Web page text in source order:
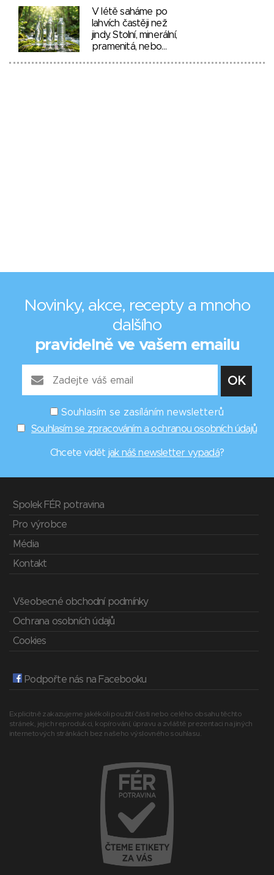
V létě saháme po
lahvích častěji než
jindy. Stolní, minerální,
pramenitá, nebo…
Novinky, akce, recepty a mnoho
dalšího
pravidelně ve vašem emailu
Souhlasím se zasíláním newsletterů
Souhlasím se zpracováním a ochranou osobních údajů
Chcete vidět jak náš newsletter vypadá?
Spolek FÉR potravina
Pro výrobce
Média
Kontakt
Všeobecné obchodní podmínky
Ochrana osobních údajů
Cookies
Podpořte nás na Facebooku
Explicitně zakazujeme jakékoli použití části nebo celého obsahu těchto
stránek, jejich reprodukci, kopírování, úpravu a zvláště prezentaci na jiných
internetových stránkách bez našeho výslovného souhlasu.